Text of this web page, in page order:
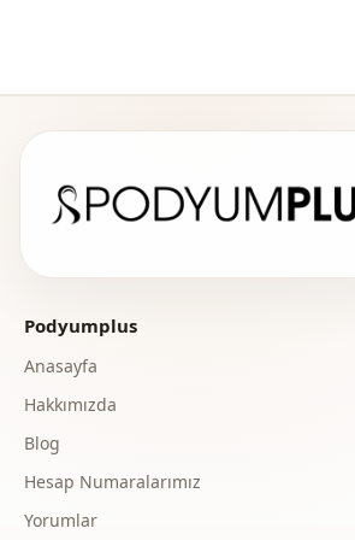
Podyumplus
Anasayfa
Hakkımızda
Blog
Hesap Numaralarımız
Yorumlar